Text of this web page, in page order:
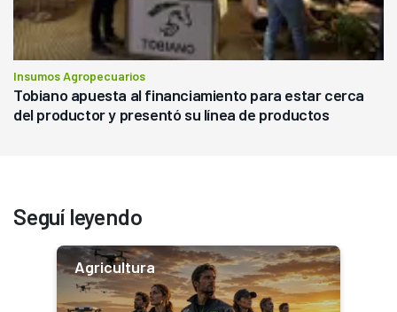
Insumos Agropecuarios
Tobiano apuesta al financiamiento para estar cerca
del productor y presentó su línea de productos
Seguí leyendo
Agricultura